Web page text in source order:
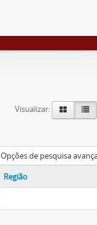
Visualizar:
Opções de pesquisa
Região